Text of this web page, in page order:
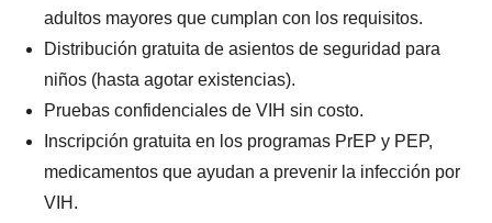
adultos mayores que cumplan con los requisitos.
Distribución gratuita de asientos de seguridad para
niños (hasta agotar existencias).
Pruebas confidenciales de VIH sin costo.
Inscripción gratuita en los programas PrEP y PEP,
medicamentos que ayudan a prevenir la infección por
VIH.